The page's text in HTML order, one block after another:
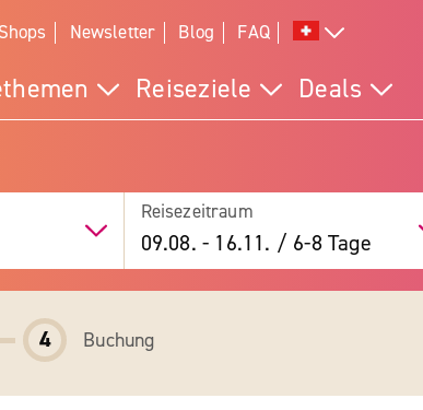
Newsletter Blog FAQ
Reiseziele Deals
Reisezeitraum
09.08. - 16.11. / 6-8 Tage
4 Buchung